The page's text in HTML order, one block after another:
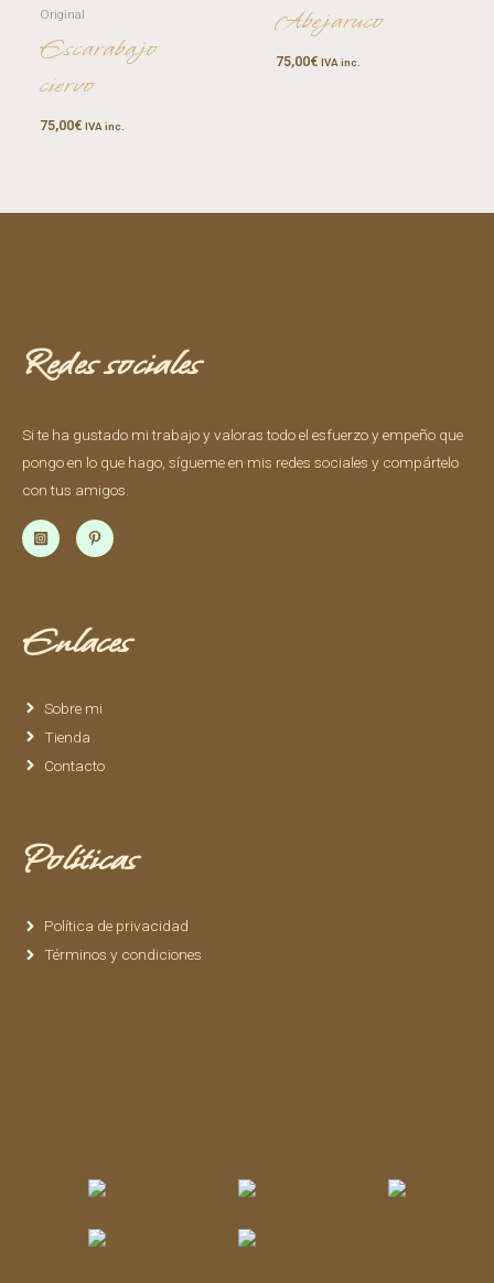
Original
Escarabajo
ciervo
75,00€ IVA inc.
Abejaruco
75,00€ IVA inc.
Redes sociales
Si te ha gustado mi trabajo y valoras todo el esfuerzo y empeño que
pongo en lo que hago, sígueme en mis redes sociales y compártelo
con tus amigos.
Enlaces
Sobre mi
Tienda
Contacto
Políticas
Política de privacidad
Términos y condiciones